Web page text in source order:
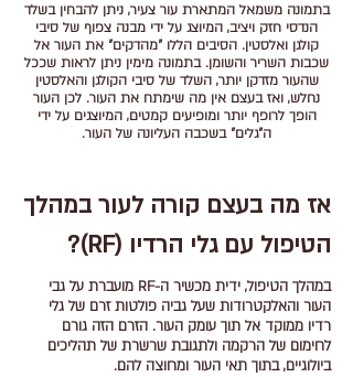
בתמונה משמאל המתארת עור צעיר, ניתן להבחין בשלד
הנדסי חזק ויציב, המיוצג על ידי מבנה צפוף של סיבי
קולגן ואלסטין. הסיבים הללו "מהדקים" את העור אל
שכבות השריר והשומן. בתמונה מימין ניתן לראות שככל
שהעור מזדקן יותר, השלד של סיבי הקולגן והאלסטין
נחלש, ואז בעצם אין מה שימתח את העור. לכן העור
הופך לרופף יותר ומופיעים קמטים, המיוצגים על ידי
ה"גלים" בשכבה העליונה של העור.
אז מה בעצם קורה לעור במהלך
הטיפול עם גלי הרדיו (RF)?
במהלך הטיפול, ידית מכשיר ה-RF מועברת על גבי
העור והאלקטרודות שעל גביה פולטות זרם של גלי
רדיו ממוקד אל תוך עומק העור. הזרם הזה גורם
לחימום של הרקמה ולתגובת שרשרת של תהליכים
ביולוגיים, בתוך תאי העור ומחוצה להם.